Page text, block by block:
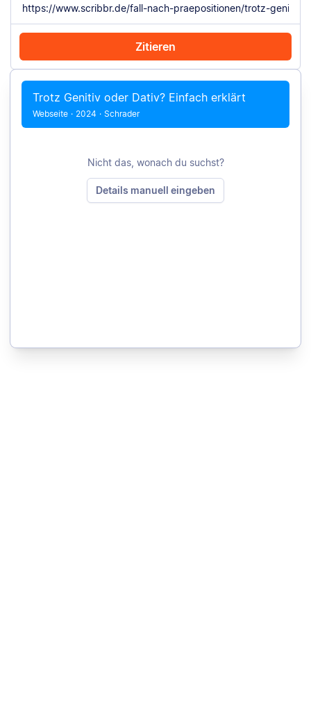
Zitieren
Mit Chrome zitieren Manuell zitieren
Trotz Genitiv oder Dativ? Einfach erklärt
Webseite · 2024 · Schrader
Nicht das, wonach du suchst?
Details manuell eingeben